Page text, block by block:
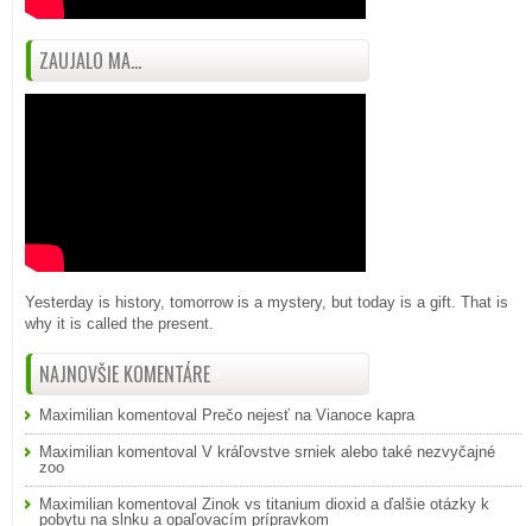
ZAUJALO MA...
Yesterday is history, tomorrow is a mystery, but today is a gift. That is
why it is called the present.
NAJNOVŠIE KOMENTÁRE
Maximilian komentoval Prečo nejesť na Vianoce kapra
Maximilian komentoval V kráľovstve srniek alebo také nezvyčajné
zoo
Maximilian komentoval Zinok vs titanium dioxid a ďalšie otázky k
pobytu na slnku a opaľovacím prípravkom